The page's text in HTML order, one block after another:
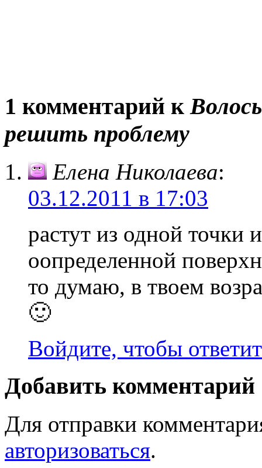
1 комментарий к
решить проблему
Елена Николаева:
03.12.2011 в 17:03
растут из одной точки
оопределенной
то думаю, в твоем
🙂
Войдите, чтобы
Добавить комментарий
Для отправки
авторизоваться.